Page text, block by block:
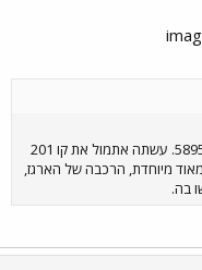
מכונה עירונית של מרצדס מספר פנימי 58958. עשתה אתמול את קו 201
בשעה 20:10. מכונה מאוד מיוחדת, הרכבה של הארגז,
בה.